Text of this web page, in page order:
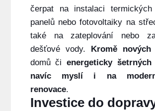
čerpat na instalaci termických
panelů nebo fotovoltaiky na
také na zateplování nebo
dešťové vody.
Kromě nových
domů čienergeticky
navíc myslí i na
renovace.
Investice do